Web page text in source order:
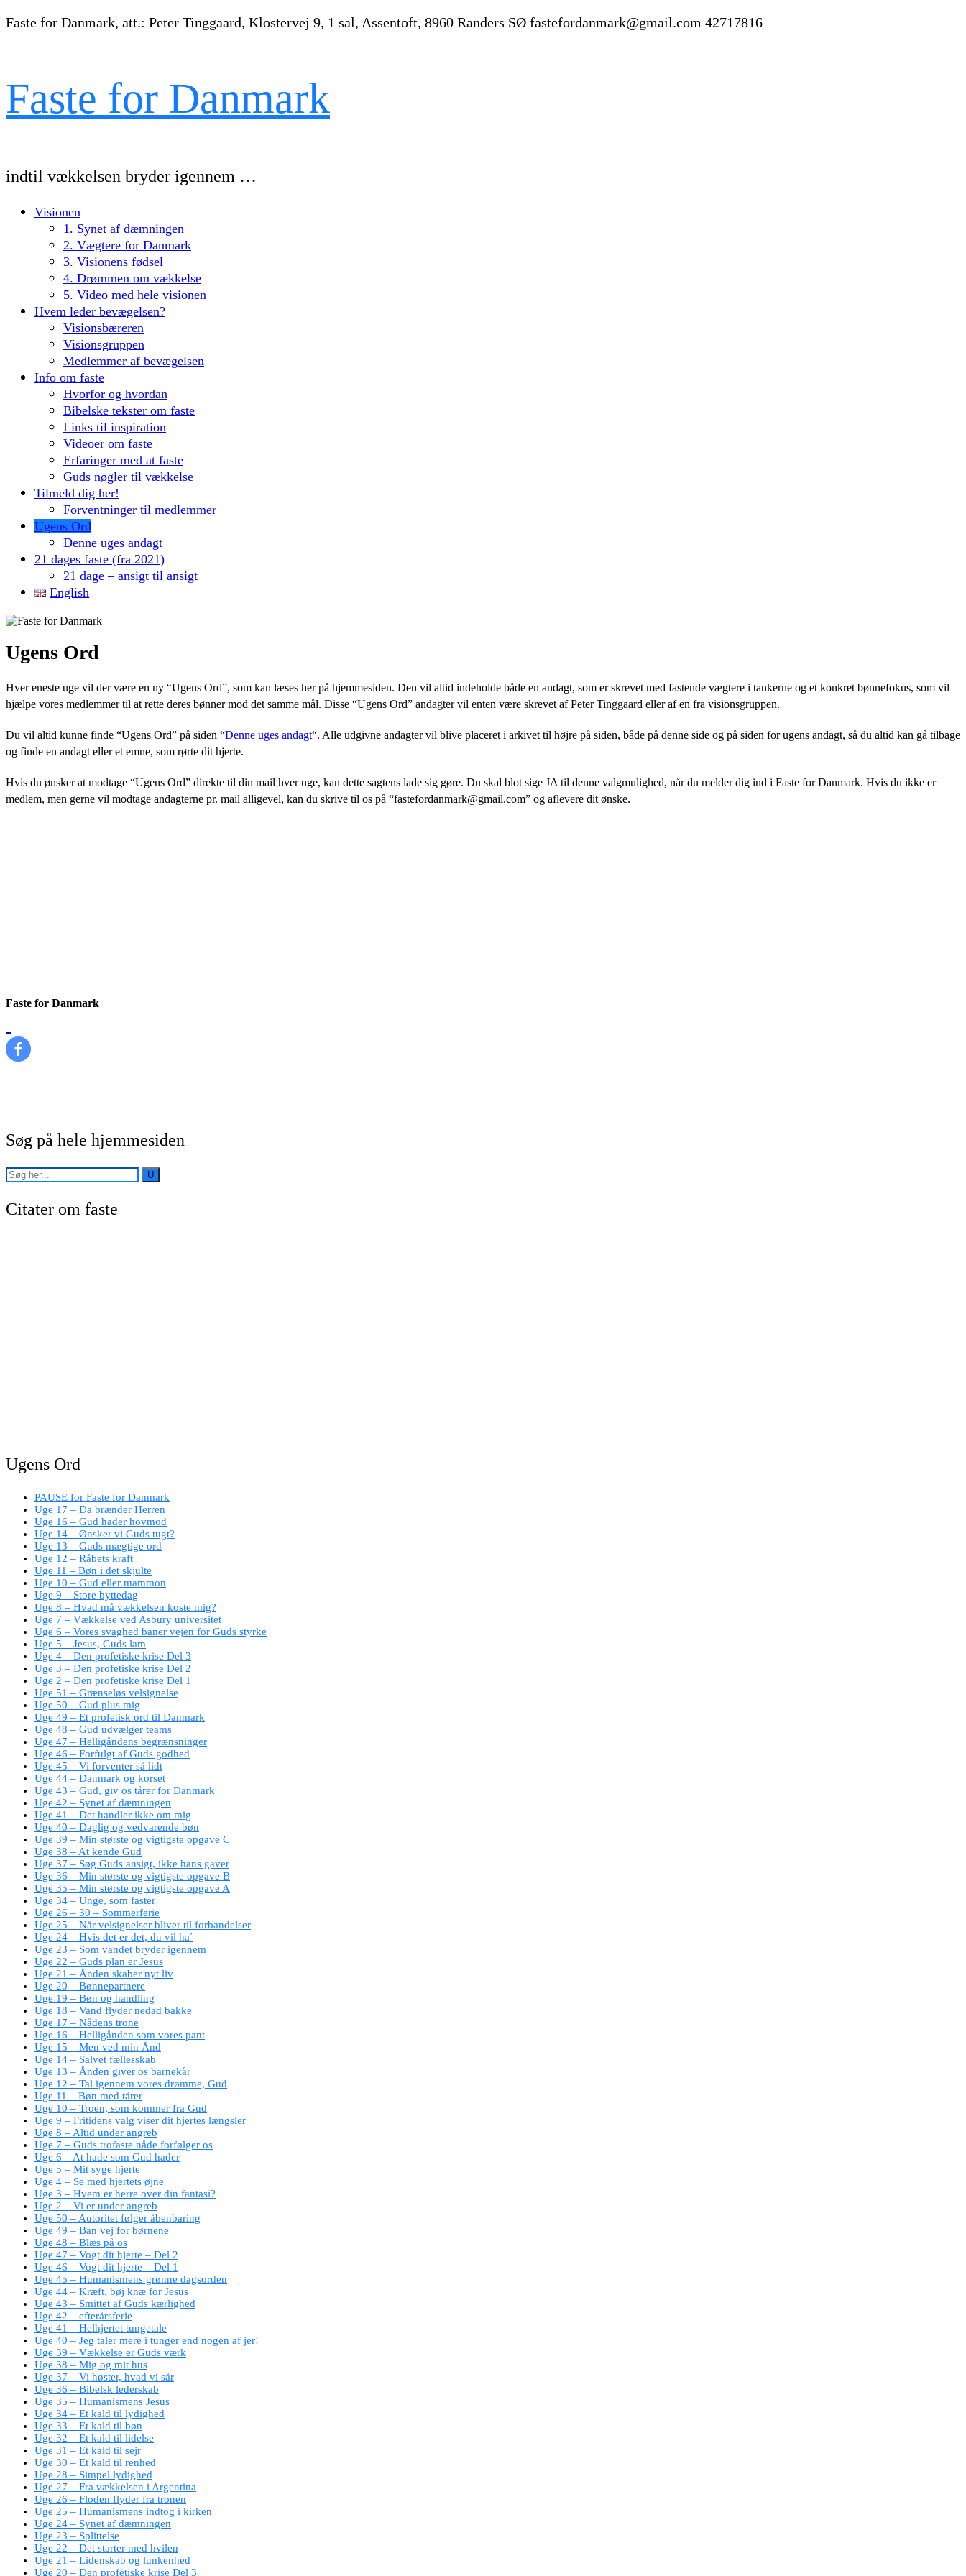
Faste for Danmark, att.: Peter Tinggaard, Klostervej 9, 1 sal, Assentoft, 8960 Randers SØ fastefordanmark@gmail.com 42717816
Faste for Danmark
indtil vækkelsen bryder igennem …
Visionen
1. Synet af dæmningen
2. Vægtere for Danmark
3. Visionens fødsel
4. Drømmen om vækkelse
5. Video med hele visionen
Hvem leder bevægelsen?
Visionsbæreren
Visionsgruppen
Medlemmer af bevægelsen
Info om faste
Hvorfor og hvordan
Bibelske tekster om faste
Links til inspiration
Videoer om faste
Erfaringer med at faste
Guds nøgler til vækkelse
Tilmeld dig her!
Forventninger til medlemmer
Ugens Ord
Denne uges andagt
21 dages faste (fra 2021)
21 dage – ansigt til ansigt
English
Ugens Ord
Hver eneste uge vil der være en ny “Ugens Ord”, som kan læses her på hjemmesiden. Den vil altid indeholde både en andagt, som er skrevet med fastende vægtere i tankerne og et konkret bønnefokus, som vil
hjælpe vores medlemmer til at rette deres bønner mod det samme mål. Disse “Ugens Ord” andagter vil enten være skrevet af Peter Tinggaard eller af en fra visionsgruppen.
Du vil altid kunne finde “Ugens Ord” på siden “Denne uges andagt“. Alle udgivne andagter vil blive placeret i arkivet til højre på siden, både på denne side og på siden for ugens andagt, så du altid kan gå tilbage
og finde en andagt eller et emne, som rørte dit hjerte.
Hvis du ønsker at modtage “Ugens Ord” direkte til din mail hver uge, kan dette sagtens lade sig gøre. Du skal blot sige JA til denne valgmulighed, når du melder dig ind i Faste for Danmark. Hvis du ikke er
medlem, men gerne vil modtage andagterne pr. mail alligevel, kan du skrive til os på “fastefordanmark@gmail.com” og aflevere dit ønske.
Faste for Danmark
Søg på hele hjemmesiden
Citater om faste
Ugens Ord
PAUSE for Faste for Danmark
Uge 17 – Da brænder Herren
Uge 16 – Gud hader hovmod
Uge 14 – Ønsker vi Guds tugt?
Uge 13 – Guds mægtige ord
Uge 12 – Råbets kraft
Uge 11 – Bøn i det skjulte
Uge 10 – Gud eller mammon
Uge 9 – Store byttedag
Uge 8 – Hvad må vækkelsen koste mig?
Uge 7 – Vækkelse ved Asbury universitet
Uge 6 – Vores svaghed baner vejen for Guds styrke
Uge 5 – Jesus, Guds lam
Uge 4 – Den profetiske krise Del 3
Uge 3 – Den profetiske krise Del 2
Uge 2 – Den profetiske krise Del 1
Uge 51 – Grænseløs velsignelse
Uge 50 – Gud plus mig
Uge 49 – Et profetisk ord til Danmark
Uge 48 – Gud udvælger teams
Uge 47 – Helligåndens begrænsninger
Uge 46 – Forfulgt af Guds godhed
Uge 45 – Vi forventer så lidt
Uge 44 – Danmark og korset
Uge 43 – Gud, giv os tårer for Danmark
Uge 42 – Synet af dæmningen
Uge 41 – Det handler ikke om mig
Uge 40 – Daglig og vedvarende bøn
Uge 39 – Min største og vigtigste opgave C
Uge 38 – At kende Gud
Uge 37 – Søg Guds ansigt, ikke hans gaver
Uge 36 – Min største og vigtigste opgave B
Uge 35 – Min største og vigtigste opgave A
Uge 34 – Unge, som faster
Uge 26 – 30 – Sommerferie
Uge 25 – Når velsignelser bliver til forbandelser
Uge 24 – Hvis det er det, du vil ha´
Uge 23 – Som vandet bryder igennem
Uge 22 – Guds plan er Jesus
Uge 21 – Ånden skaber nyt liv
Uge 20 – Bønnepartnere
Uge 19 – Bøn og handling
Uge 18 – Vand flyder nedad bakke
Uge 17 – Nådens trone
Uge 16 – Helligånden som vores pant
Uge 15 – Men ved min Ånd
Uge 14 – Salvet fællesskab
Uge 13 – Ånden giver os barnekår
Uge 12 – Tal igennem vores drømme, Gud
Uge 11 – Bøn med tårer
Uge 10 – Troen, som kommer fra Gud
Uge 9 – Fritidens valg viser dit hjertes længsler
Uge 8 – Altid under angreb
Uge 7 – Guds trofaste nåde forfølger os
Uge 6 – At hade som Gud hader
Uge 5 – Mit syge hjerte
Uge 4 – Se med hjertets øjne
Uge 3 – Hvem er herre over din fantasi?
Uge 2 – Vi er under angreb
Uge 50 – Autoritet følger åbenbaring
Uge 49 – Ban vej for børnene
Uge 48 – Blæs på os
Uge 47 – Vogt dit hjerte – Del 2
Uge 46 – Vogt dit hjerte – Del 1
Uge 45 – Humanismens grønne dagsorden
Uge 44 – Kræft, bøj knæ for Jesus
Uge 43 – Smittet af Guds kærlighed
Uge 42 – efterårsferie
Uge 41 – Helhjertet tungetale
Uge 40 – Jeg taler mere i tunger end nogen af jer!
Uge 39 – Vækkelse er Guds værk
Uge 38 – Mig og mit hus
Uge 37 – Vi høster, hvad vi sår
Uge 36 – Bibelsk lederskab
Uge 35 – Humanismens Jesus
Uge 34 – Et kald til lydighed
Uge 33 – Et kald til bøn
Uge 32 – Et kald til lidelse
Uge 31 – Et kald til sejr
Uge 30 – Et kald til renhed
Uge 28 – Simpel lydighed
Uge 27 – Fra vækkelsen i Argentina
Uge 26 – Floden flyder fra tronen
Uge 25 – Humanismens indtog i kirken
Uge 24 – Synet af dæmningen
Uge 23 – Splittelse
Uge 22 – Det starter med hvilen
Uge 21 – Lidenskab og lunkenhed
Uge 20 – Den profetiske krise Del 3